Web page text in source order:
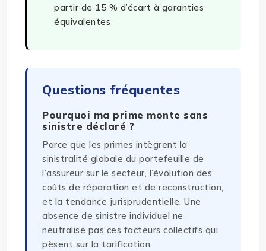
partir de 15 % d’écart à garanties
équivalentes
Questions fréquentes
Pourquoi ma prime monte sans
sinistre déclaré ?
Parce que les primes intègrent la
sinistralité globale du portefeuille de
l’assureur sur le secteur, l’évolution des
coûts de réparation et de reconstruction,
et la tendance jurisprudentielle. Une
absence de sinistre individuel ne
neutralise pas ces facteurs collectifs qui
pèsent sur la tarification.